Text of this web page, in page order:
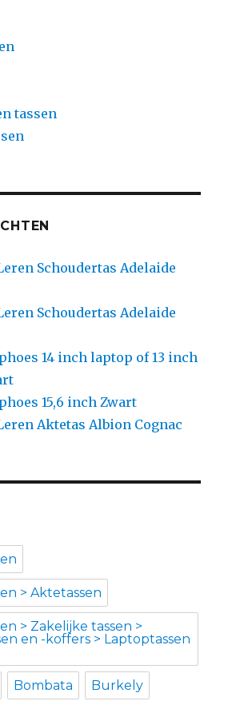
tassen
Schoudertas Adelaide
Schoudertas Adelaide
14 inch laptop of 13 inch
15,6 inch Zwart
Aktetas Albion Cognac
> Aktetassen
> Zakelijke tassen >
en -koffers > Laptoptassen
Bombata Burkely